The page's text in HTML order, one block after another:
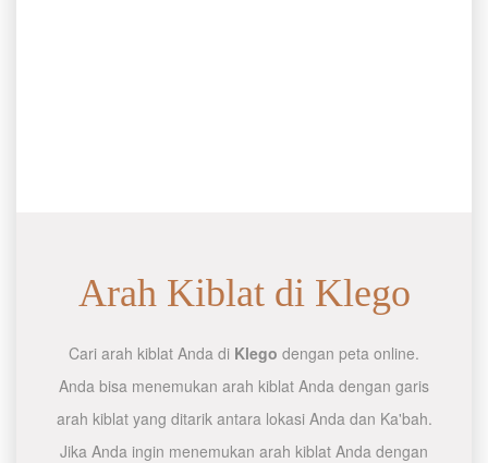
Arah Kiblat di Klego
Cari arah kiblat Anda di Klego dengan peta online.
Anda bisa menemukan arah kiblat Anda dengan garis
arah kiblat yang ditarik antara lokasi Anda dan Ka'bah.
Jika Anda ingin menemukan arah kiblat Anda dengan